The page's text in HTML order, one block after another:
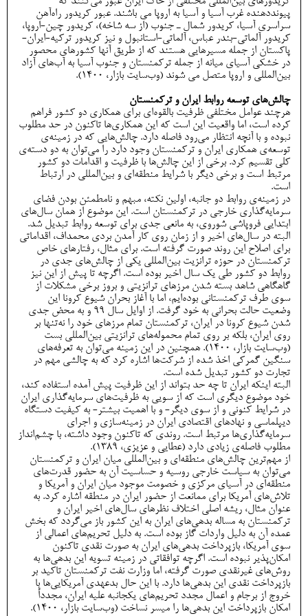
پیونددهنده غرب آسیا و آسیا به اروپا می باشند. عبور کریدور راه‌آهن
سراسری آسیا، کریدور شمال ـ جنوب (از سه شاخه)، کریدور چین-اروپا،
کریدور آلماتی-بندر عباس، آلماتی-استانبول و نیز کریدور ترکیه-ایران-
پاکستان از جمله مسیرهایی هستند که از طریق آنها کشورهای محصور
در خشکی آسیای میانه از جمله ترکمنستان و جنوب آسیا به آب‌های آزاد
بین‌المللی و اروپا متصل می شوند (وب‌سایت بازار، 1400).
چالش‌های توسعه روابط ایران و ترکمنستان
هرچند عوامل مختلفی ظرفیت بالقوه‌ای برای همکاری دو کشور فراهم
کرده است، اما واقعیت این است که این همکاری‌ها تاکنون در حد مطلوب
نبوده و با آنچه انتظار می‌رود فاصله دارد. چالش‌هایی که در زمینه‌ی
توسعه‌ی همکاری ایران و ترکمنستان وجود دارد را می‌توان به دو دسته‌ی
کلی تقسیم کرد. برخی از این چالش‌ها با ظرفیت و اقدامات دو کشور
مرتبط است و برخی دیگر با شرایط منطقه‌ای و بین‌المللی در ارتباط
است.
در زمینه‌ی روابط دو جانبه، اولین نکته، مبهم و نامطمئن بودن فضای
سرمایه‌گذاری خارجی در ترکمنستان است. این موضوع از همان سال‌های
ابتدایی فروپاشی شوروی، به مانعی جدی برای توسعه روابط تبدیل شد.
البته در سال‌های اخیر و از زمان روی کار آمدن بردی محمداف، اقداماتی
برای اصلاح این روند صورت گرفته است. برای مثال، رفتارهای خاص
ترکمنستان در حوزه ترانزیت بین‌المللی یکی از چالش‌های جدی در
روابط دو کشور طی یک سال اخیر بوده است. اگرچه تا پیش از این نیز
گاه­گاهی شاهد بسته شدن مرزهای ترانزیتی و بروز برخی مشکلات از
سوی طرف ترکمنستانی بوده‌ایم، اما با آغاز بحران شیوع کرونا این
وضعیت حالت بحرانی به خود گرفت. از اوایل سال ۹۹ و به محض جدی‌
شدن شیوع کرونا در ایران، ترکمنستان تمام مرزهای خود را نه‌تنها بر
روی ایران، بلکه بر روی تمام محموله‌های ترانزیتی بین‌المللی بست
(وب‌سایت بازار، 1400). همچنین در این زمینه می‌توان به تعرفه‌های
سنگین گمرکی اخذ شده از شرکت‌ها اشاره کرد که به چالشی مهم در
تجارت دو کشور تبدیل شده است.
البته اینکه ایران تا چه حد بتواند از این ظرفیت پیش آمده استفاده کند،
خود موضوع دیگری است که از سویی به ظرفیت‌های سرمایه‌گذاری ایران
در شرایط کنونی و از سوی دیگر- و با اهمیت بیشتر- به کیفیت دستگاه
دیپلماسی و نهادهای اقتصادی ایران در زمینه‌سازی و اجرای
سرمایه‌گذاری‌ها مرتبط است. روندی که تاکنون وجود داشته، با چشم‌انداز
مطلوب فاصله‌ی زیادی دارد (عطایی و عزیزی، 1389).
از مهم‌ترین چالش‌های منطقه‌ای و بین‌المللی میان ایران و ترکمنستان
می‌توان به سیاست‌ خارجی روسیه و حساسیت آن به حضور قدرت‌های
منطقه‌ای در آسیای مرکزی و خصومت موجود میان ایران و آمریکا و
تلاش‌های آمریکا برای ممانعت از حضور ایران در منطقه اشاره کرد. به
عنوان مثال، ریشه اصلی اختلاف نظرهای سال‌های اخیر ایران و
ترکمنستان به مساله بدهی‌های ایران به این کشور باز می‌گردد که بخش
عمده آن به دلیل واردات گاز بوده است. به دلیل تحریم‌های اعمالی از
سوی آمریکا، بازپرداخت بدهی‌های ایران به صورت نقدی تاکنون
امکان‌پذیر نبوده است. اگرچه توافقاتی در زمینه تسویه این بدهی‌ها به
روش‌های غیرنقدی صورت گرفته، اما وزارت نفت ترکمنستان تاکید بر
بازپرداخت نقدی این بدهی‌ها دارد. با این حال بدعهدی آمریکایی‌ها با
خروج از برجام و اعمال مجدد تحریم‌های یکجانبه علیه ایران، مجدداً
امکان بازپرداخت این بدهی‌ها را میسر نساخت (وب‌سایت بازار، 1400).